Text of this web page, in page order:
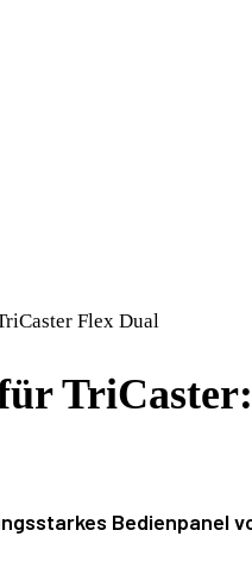
Flex Dual
Bedienpanel